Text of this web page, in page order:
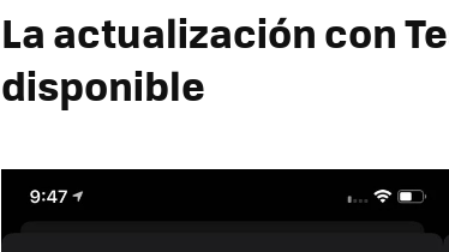
La actualización con
disponible